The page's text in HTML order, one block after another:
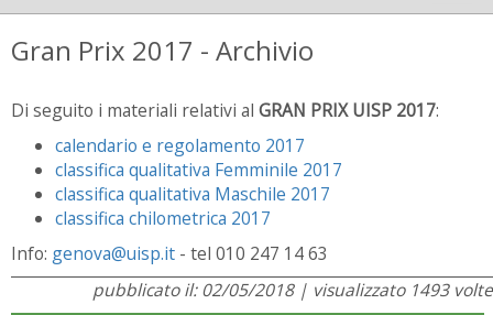
Gran Prix 2017 - Archivio
Di seguito i materiali relativi al GRAN PRIX UISP 2017:
calendario e regolamento 2017
classifica qualitativa Femminile 2017
classifica qualitativa Maschile 2017
classifica chilometrica 2017
Info: genova@uisp.it - tel 010 247 14 63
pubblicato il: 02/05/2018 | visualizzato 1493 volte